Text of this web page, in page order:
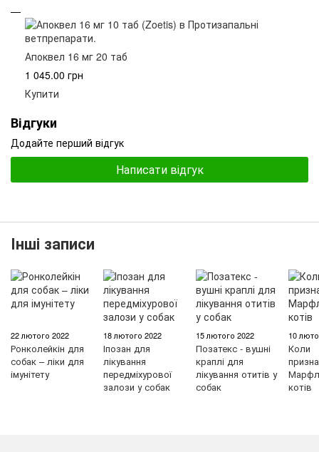
Апоквел 16 мг 20 таб
1 045.00 грн
Купити
Відгуки
Додайте перший відгук
Написати відгук
Інші записи
22 лютого 2022
Ронколейкін для
собак – ліки для
імунітету
18 лютого 2022
Іпозан для
лікування
передміхурової
залози у собак
15 лютого 2022
Позатекс - вушні
краплі для
лікування отитів у
собак
10
Коли
котів